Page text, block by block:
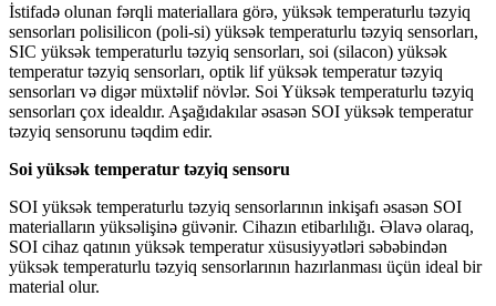
İstifadə olunan fərqli materiallara görə, yüksək temperaturlu təzyiq
sensorları polisilicon (poli-si) yüksək temperaturlu təzyiq sensorları,
SIC yüksək temperaturlu təzyiq sensorları, soi (silacon) yüksək
temperatur təzyiq sensorları, optik lif yüksək temperatur təzyiq
sensorları və digər müxtəlif növlər. Soi Yüksək temperaturlu təzyiq
sensorları çox idealdır. Aşağıdakılar əsasən SOI yüksək temperatur
təzyiq sensorunu təqdim edir.
Soi yüksək temperatur təzyiq sensoru
SOI yüksək temperaturlu təzyiq sensorlarının inkişafı əsasən SOI
materialların yüksəlişinə güvənir. Cihazın etibarlılığı. Əlavə olaraq,
SOI cihaz qatının yüksək temperatur xüsusiyyətləri səbəbindən
yüksək temperaturlu təzyiq sensorlarının hazırlanması üçün ideal bir
material olur.